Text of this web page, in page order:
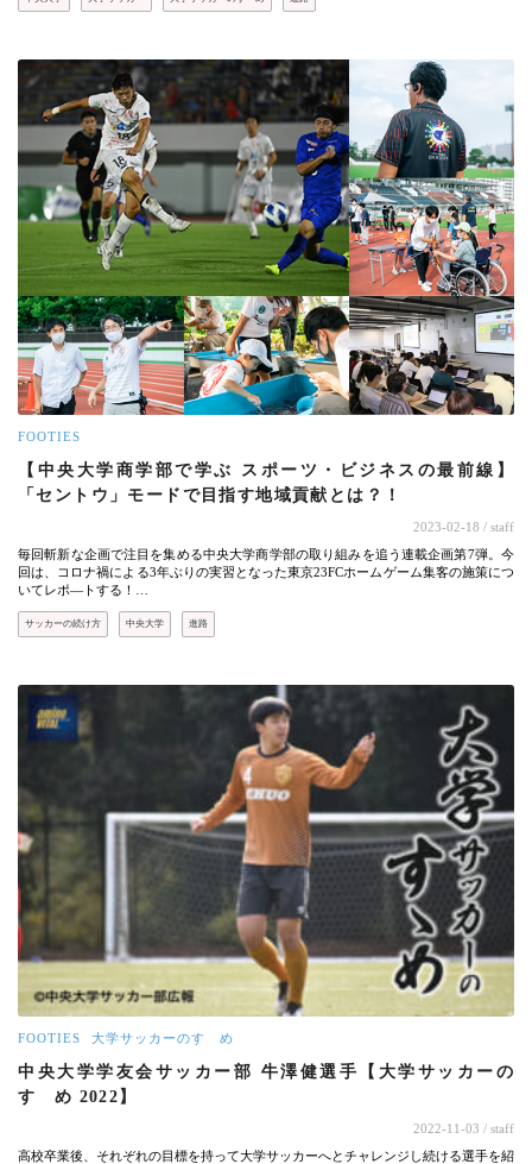
FOOTIES
【中央大学商学部で学ぶ スポーツ・ビジネスの最前線】
「セントウ」モードで目指す地域貢献とは？！
2023-02-18 / staff
毎回斬新な企画で注目を集める中央大学商学部の取り組みを追う連載企画第7弾。今
回は、コロナ禍による3年ぶりの実習となった東京23FCホームゲーム集客の施策につ
いてレポ―トする！…
サッカーの続け方 中央大学 進路
FOOTIES 大学サッカーのすゝめ
中央大学学友会サッカー部 牛澤健選手【大学サッカーの
すゝめ 2022】
2022-11-03 / staff
高校卒業後、それぞれの目標を持って大学サッカーへとチャレンジし続ける選手を紹